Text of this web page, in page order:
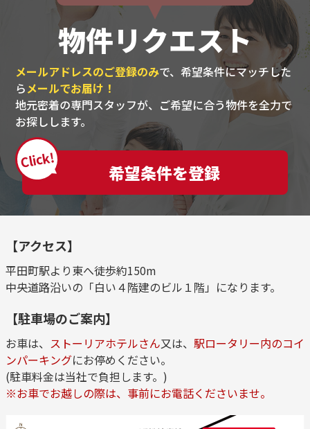
物件リクエスト
メールアドレスのご登録のみで、希望条件にマッチした
らメールでお届け！
地元密着の専門スタッフが、ご希望に合う物件を全力で
お探しします。
Click!
希望条件を登録
【アクセス】
平田町駅より東へ徒歩約150m
中央道路沿いの「白い４階建のビル１階」になります。
【駐車場のご案内】
お車は、 ストーリアホテルさん又は、 駅ロータリー内のコイ
ンパーキングにお停めください。
(駐車料金は当社で負担します。)
※お車でお越しの際は、事前にお電話くださいませ。